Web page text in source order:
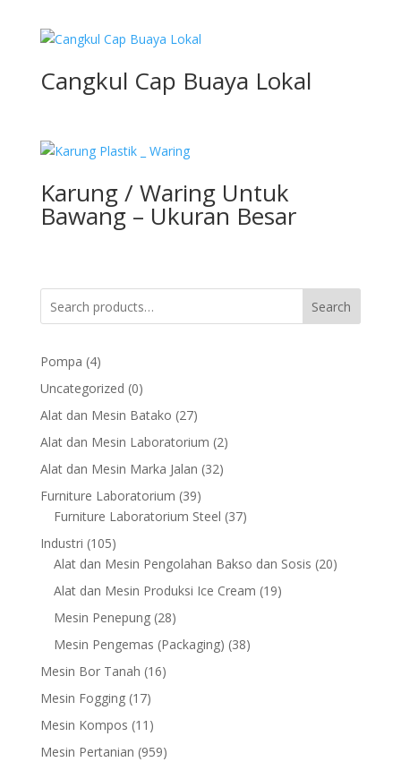
Cangkul Cap Buaya Lokal
Karung / Waring Untuk
Bawang – Ukuran Besar
Search
Pompa 44
products
Uncategorized 00
products
Alat dan Mesin Batako 2727
products
Alat dan Mesin Laboratorium 22
Alat dan Mesin Marka Jalan 3232
Furniture Laboratorium 3939
products
Furniture Laboratorium Steel 3737
Industri 105105
products
Alat dan Mesin Pengolahan Bakso dan Sosis 2020
Alat dan Mesin Produksi Ice Cream 1919
Mesin Penepung 2828
products
Mesin Pengemas (Packaging) 3838
Mesin Bor Tanah 1616
Mesin Fogging 1717
products
Mesin Kompos 11 11
products
Mesin Pertanian 959959